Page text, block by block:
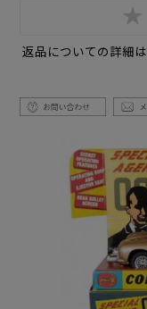
返品についての詳細